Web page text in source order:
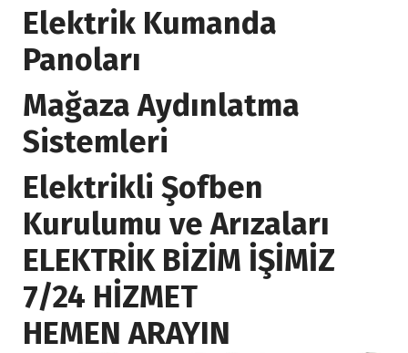
Elektrik Kumanda
Panoları
Mağaza Aydınlatma
Sistemleri
Elektrikli Şofben
Kurulumu ve Arızaları
ELEKTRİK BİZİM İŞİMİZ
7/24 HİZMET
HEMEN ARAYIN